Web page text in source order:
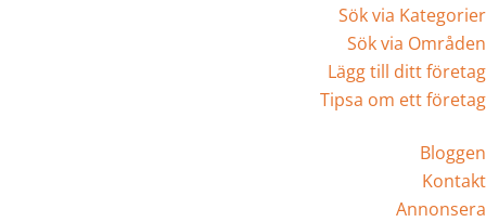
Sök via Kategorier
Sök via Områden
Lägg till ditt företag
Tipsa om ett företag
Bloggen
Kontakt
Annonsera